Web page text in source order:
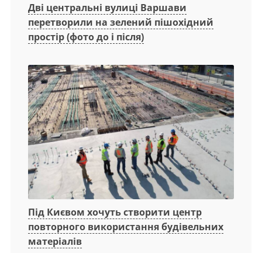
Дві центральні вулиці Варшави
перетворили на зелений пішохідний
простір (фото до і після)
Під Києвом хочуть створити центр
повторного використання будівельних
матеріалів